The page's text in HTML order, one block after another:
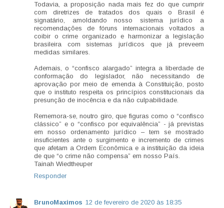
Todavia, a proposição nada mais fez do que cumprir
com diretrizes de tratados dos quais o Brasil é
signatário, amoldando nosso sistema jurídico a
recomendações de fóruns internacionais voltados a
coibir o crime organizado e harmonizar a legislação
brasileira com sistemas jurídicos que já preveem
medidas similares.
Ademais, o “confisco alargado” integra a liberdade de
conformação do legislador, não necessitando de
aprovação por meio de emenda à Constituição, posto
que o instituto respeita os princípios constitucionais da
presunção de inocência e da não culpabilidade.
Rememora-se, noutro giro, que figuras como o “confisco
clássico” e o “confisco por equivalência” - já previstas
em nosso ordenamento jurídico – tem se mostrado
insuficientes ante o surgimento e incremento de crimes
que afetam a Ordem Econômica e a instituição da ideia
de que “o crime não compensa” em nosso País.
Tainah Wiedtheuper
Responder
BrunoMaximos 12 de fevereiro de 2020 às 18:35